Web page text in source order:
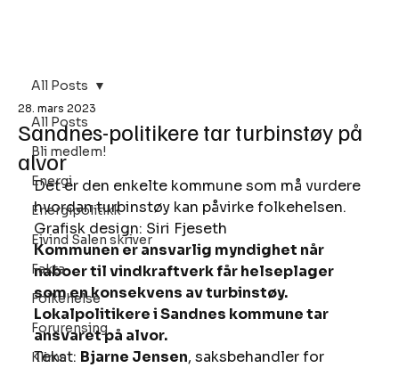
All Posts
Bli medlem!
Energi
Energipolitikk
Eivind Salen skriver
Fakta
Folkehelse
Forurensing
Klima
All Posts
Sandnes-politikere tar turbinstøy på
alvor
28. mars 2023
Det er den enkelte kommune som må vurdere
hvordan turbinstøy kan påvirke folkehelsen.
Grafisk design: Siri Fjeseth
Kommunen er ansvarlig myndighet når
naboer til vindkraftverk får helseplager
som en konsekvens av turbinstøy.
Lokalpolitikere i Sandnes kommune tar
ansvaret på alvor.
Tekst: Bjarne Jensen, saksbehandler for